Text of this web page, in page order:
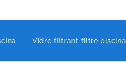
Vidre filtrant filtre piscina